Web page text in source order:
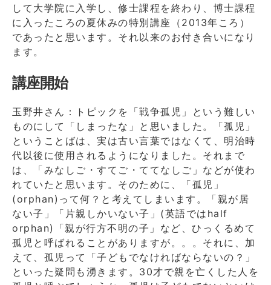
して大学院に入学し、修士課程を終わり、博士課程
に入ったころの夏休みの特別講座（2013年ころ）
であったと思います。それ以来のお付き合いになり
ます。
講座開始
玉野井さん：トピックを「戦争孤児」という難しい
ものにして「しまったな」と思いました。「孤児」
ということばは、実は古い言葉ではなくて、明治時
代以後に使用されるようになりました。それまで
は、「みなしご・すてご・ててなしご」などが使わ
れていたと思います。そのために、「孤児」
(orphan)って何？と考えてしまいます。「親が居
ない子」「片親しかいない子」(英語ではhalf
orphan)「親が行方不明の子」など、ひっくるめて
孤児と呼ばれることがありますが。。。それに、加
えて、孤児って「子どもでなければならないの？」
といった疑問も湧きます。30才で親を亡くした人を